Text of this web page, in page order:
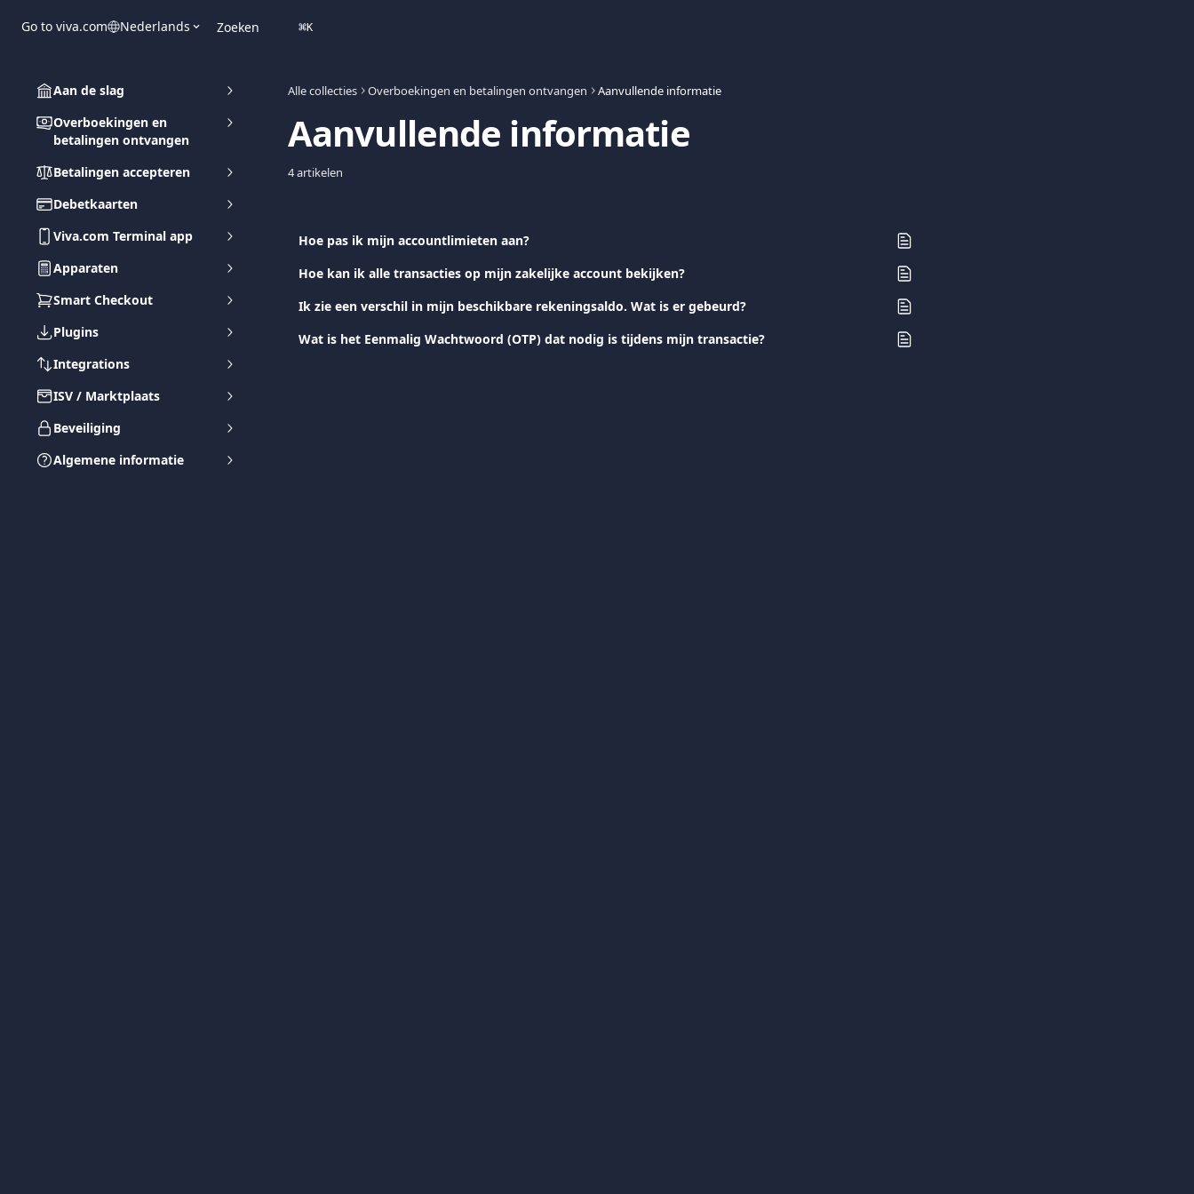
Go to viva.com Nederlands Zoeken ⌘K
Aan de slag
Overboekingen en
betalingen ontvangen
Betalingen accepteren
Debetkaarten
Viva.com Terminal app
Apparaten
Smart Checkout
Plugins
Integrations
ISV / Marktplaats
Beveiliging
Algemene informatie
Alle collecties Overboekingen en betalingen ontvangen Aanvullende informatie
Aanvullende informatie
4 artikelen
Hoe pas ik mijn accountlimieten aan?
Hoe kan ik alle transacties op mijn zakelijke account bekijken?
Ik zie een verschil in mijn beschikbare rekeningsaldo. Wat is er gebeurd?
Wat is het Eenmalig Wachtwoord (OTP) dat nodig is tijdens mijn transactie?